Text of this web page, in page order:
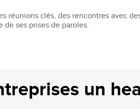
réunions clés, des rencontres avec
ses prises de paroles.
un